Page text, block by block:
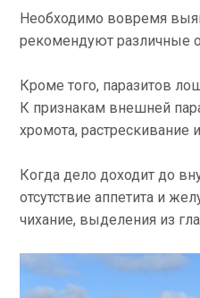
Необходимо вовремя
рекомендуют различные
Кроме того, паразитов
К признакам внешней
хромота, растрескивание
Когда дело доходит до
отсутствие аппетита и
чихание, выделения из